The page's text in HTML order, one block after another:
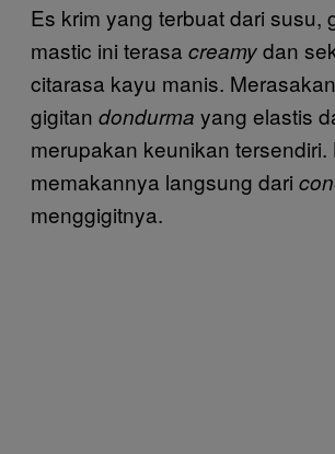
Es krim yang terbuat dari susu,
mastic ini terasa creamydan
citarasa kayu manis.
gigitan dondurma yang elastis
merupakan keunikan tersendiri.
memakannya langsung dari
menggigitnya.